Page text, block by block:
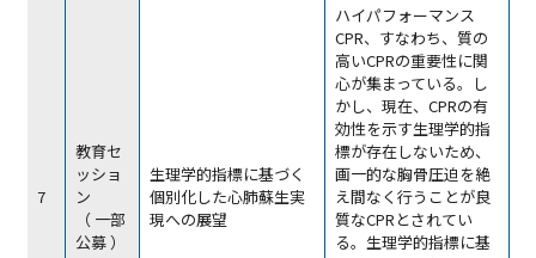
7
教育セ
ッショ
ン
（ 一部
公募 ）
生理学的指標に基づく
個別化した心肺蘇生実
現への展望
ハイパフォーマンス
CPR、すなわち、質の
高いCPRの重要性に関
心が集まっている。し
かし、現在、CPRの有
効性を示す生理学的指
標が存在しないため、
画一的な胸骨圧迫を絶
え間なく行うことが良
質なCPRとされてい
る。生理学的指標に基